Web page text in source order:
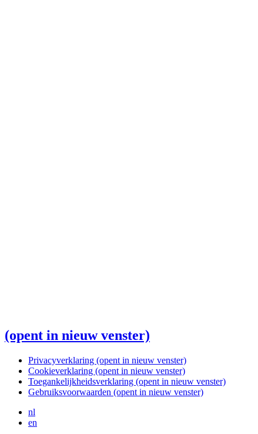
(opent in nieuw venster)
Privacyverklaring (opent in nieuw venster)
Cookieverklaring (opent in nieuw venster)
Toegankelijkheidsverklaring (opent in nieuw venster)
Gebruiksvoorwaarden (opent in nieuw venster)
nl
en